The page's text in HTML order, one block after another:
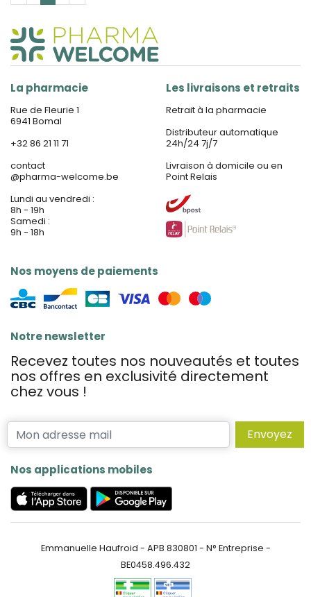
La pharmacie
Rue de Fleurie 1
6941 Bomal
+32 86 21 11 71
contact
@pharma-welcome.be
Lundi au vendredi :
8h - 19h
Samedi :
9h - 18h
Nos moyens de paiements
Les livraisons et retraits
Retrait à la pharmacie
Distributeur automatique
24h/24 7j/7
Livraison à domicile ou en
Point Relais
Notre newsletter
Recevez toutes nos nouveautés et toutes
nos offres en exclusivité directement
chez vous !
Envoyez
Nos applications mobiles
Emmanuelle Haufroid - APB 830801 - N° Entreprise -
BE0458.496.432